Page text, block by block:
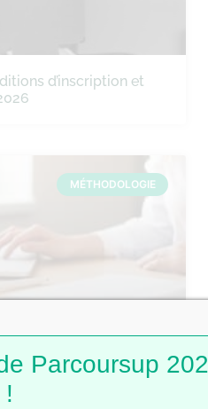
d’inscription et
MÉTHODOLOGIE
de révision ?
Parcoursup
!